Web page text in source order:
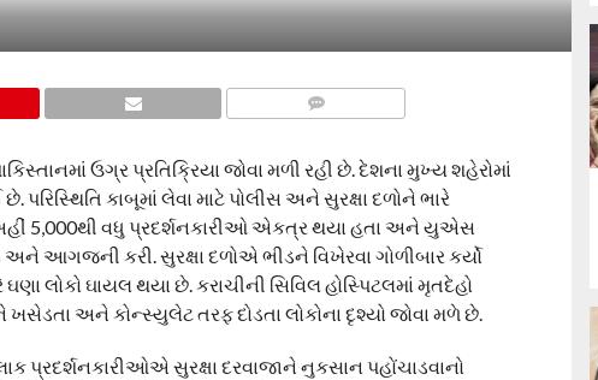
ઉગ્ર પ્રતિક્રિયા જોવા મળી રહી છે. દેશના મુખ્ય શહેરોમાં
કાબૂમાં લેવા માટે પોલીસ અને સુરક્ષા દળોને ભારે
અહીં 5,000થી વધુ પ્રદર્શનકારીઓ એકત્ર થયા હતા અને યુએસ
અને આગજની કરી. સુરક્ષા દળોએ ભીડને વિખેરવા ગોળીબાર કર્યો
લોકો ઘાયલ થયા છે. કરાચીની સિવિલ હોસ્પિટલમાં મૃતદેહો
ખસેડતા અને કોન્સ્યુલેટ તરફ દોડતા લોકોના દૃશ્યો જોવા મળે છે.
પ્રદર્શનકારીઓએ સુરક્ષા દરવાજાને નુકસાન પહોંચાડવાનો